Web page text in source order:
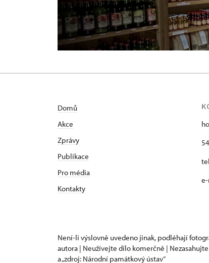
Domů
Akce
Zprávy
Publikace
Pro média
Kontakty
Není-li výslovně uvedeno jinak, podléhají
autora | Neužívejte dílo komerčně |
a „zdroj: Národní památkový ústav“